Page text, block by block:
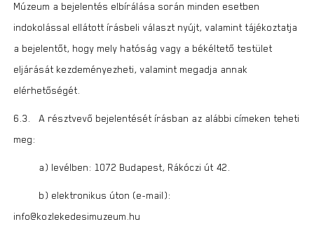
Múzeum a bejelentés elbírálása során minden esetben
indokolással ellátott írásbeli választ nyújt, valamint tájékoztatja
a bejelentőt, hogy mely hatóság vagy a békéltető testület
eljárását kezdeményezheti, valamint megadja annak
elérhetőségét.
6.3. A résztvevő bejelentését írásban az alábbi címeken teheti
meg:
a) levélben: 1072 Budapest, Rákóczi út 42.
b) elektronikus úton (e-mail):
info@kozlekedesimuzeum.hu